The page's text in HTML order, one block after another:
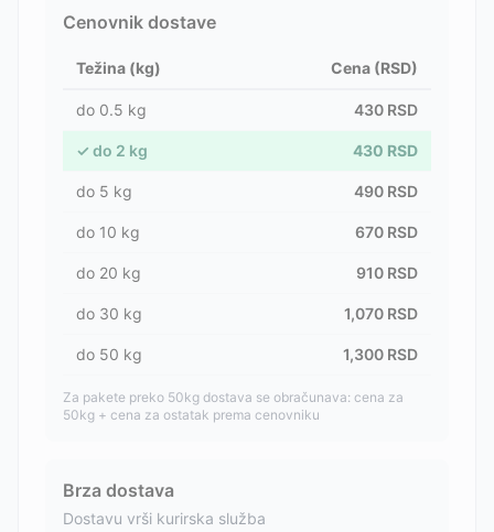
Cenovnik dostave
Težina (kg) Cena (RSD)
do 0.5 kg 430 RSD
✓ do 2 kg 430 RSD
do 5 kg 490 RSD
do 10 kg 670 RSD
do 20 kg 910 RSD
do 30 kg 1,070 RSD
do 50 kg 1,300 RSD
Za pakete preko 50kg dostava se obračunava: cena za
50kg + cena za ostatak prema cenovniku
Brza dostava
Dostavu vrši kurirska služba